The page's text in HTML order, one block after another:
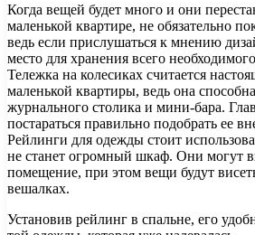
Когда вещей будет много и они
маленькой квартире, не обязательно
ведь если прислушаться к мнению
место для хранения всего
Тележка на колесиках считается
маленькой квартиры, ведь она
журнального столика и мини-бара.
постараться правильно подобрать ее
Рейлинги для одежды стоит
не станет огромный шкаф. Они могут
помещение, при этом вещи будут
вешалках.
Установив рейлинг в спальне, его